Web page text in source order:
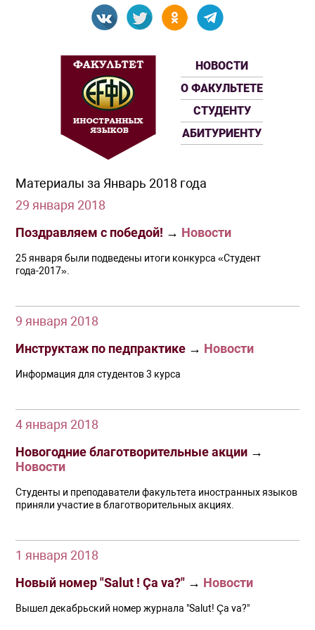
НОВОСТИ
О ФАКУЛЬТЕТЕ
СТУДЕНТУ
АБИТУРИЕНТУ
Материалы за Январь 2018 года
29 января 2018
Поздравляем с победой! → Новости
25 января были подведены итоги конкурса «Студент
года-2017».
9 января 2018
Инструктаж по педпрактике → Новости
Информация для студентов 3 курса
4 января 2018
Новогодние благотворительные акции →
Новости
Студенты и преподаватели факультета иностранных языков
приняли участие в благотворительных акциях.
1 января 2018
Новый номер "Salut ! Ça va?" → Новости
Вышел декабрьский номер журнала "Salut! Ça va?"